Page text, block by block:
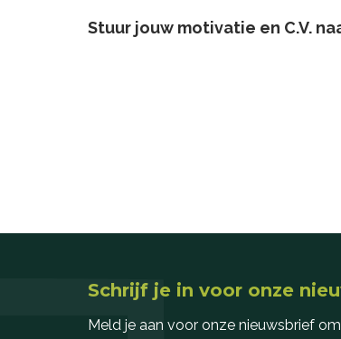
Stuur jouw motivatie en C.V.
Schrijf je in voor onze
Meld je aan voor onze nieuwsbrief